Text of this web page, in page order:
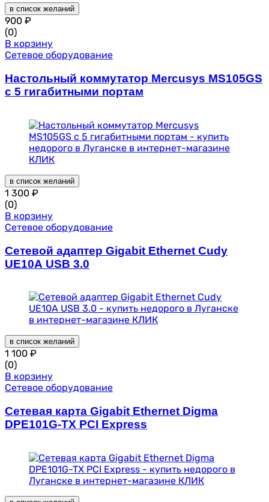
в список желаний
900 ₽
(0)
В корзину
Сетевое оборудование
Настольный коммутатор Mercusys MS105GS
с 5 гигабитными портам
в список желаний
1 300 ₽
(0)
В корзину
Сетевое оборудование
Сетевой адаптер Gigabit Ethernet Cudy
UE10A USB 3.0
в список желаний
1 100 ₽
(0)
В корзину
Сетевое оборудование
Сетевая карта Gigabit Ethernet Digma
DPE101G-TX PCI Express